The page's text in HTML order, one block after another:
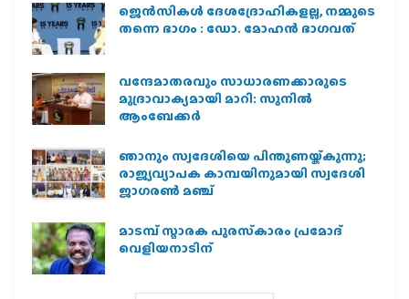
ജെന്‍സികള്‍ ദേശദ്രോഹികളല്ല, നമ്മുടെ
തന്നെ ഭാഗം : ഡോ. മോഹന്‍ ഭാഗവത്
വന്ദേമാതരവും സാധാരണക്കാരുടെ
മുദ്രാവാക്യമായി മാറി: സുനിൽ
ആംബേക്കർ
ഞാനും സ്വദേശിയെ പിന്തുണയ്ക്കുന്നു;
രാജ്യവ്യാപക കാമ്പയിനുമായി സ്വദേശി
ജാഗരണ്‍ മഞ്ച്
മാടമ്പ് സ്മാരക പുരസ്‌കാരം പ്രമോദ്
വെളിയനാടിന്